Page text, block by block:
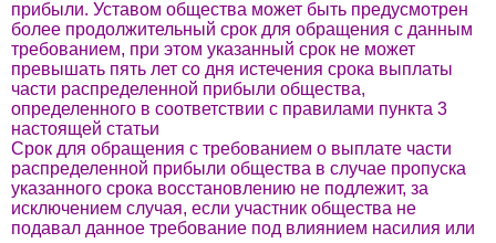
прибыли. Уставом общества может быть предусмотрен
более продолжительный срок для обращения с данным
требованием, при этом указанный срок не может
превышать пять лет со дня истечения срока выплаты
части распределенной прибыли общества,
определенного в соответствии с правилами пункта 3
настоящей статьи
Срок для обращения с требованием о выплате части
распределенной прибыли общества в случае пропуска
указанного срока восстановлению не подлежит, за
исключением случая, если участник общества не
подавал данное требование под влиянием насилия или